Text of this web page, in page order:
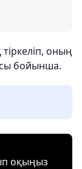
оның
бойынша.
оқыңыз